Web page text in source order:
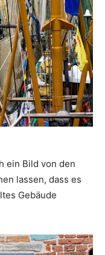
ein Bild von den
lassen, dass es
Gebäude